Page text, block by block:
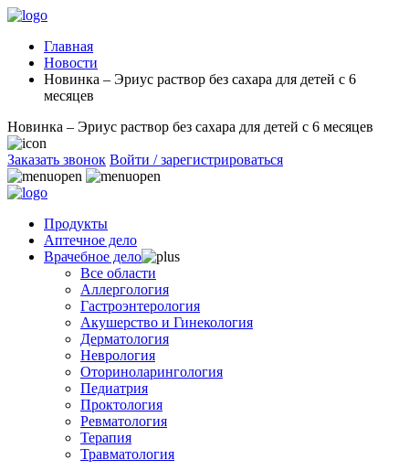
Главная
Новости
Новинка – Эриус раствор без сахара для детей с 6
месяцев
Новинка – Эриус раствор без сахара для детей с 6 месяцев
Заказать звонок Войти / зарегистрироваться
Продукты
Аптечное дело
Врачебное дело
Все области
Аллергология
Гастроэнтерология
Акушерство и Гинекология
Дерматология
Неврология
Оториноларингология
Педиатрия
Проктология
Ревматология
Терапия
Травматология